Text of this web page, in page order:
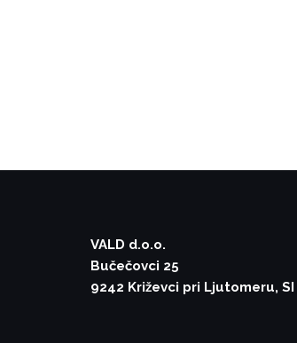
VALD d.o.o.
Bučečovci 25
9242 Križevci pri Ljutomeru, SI